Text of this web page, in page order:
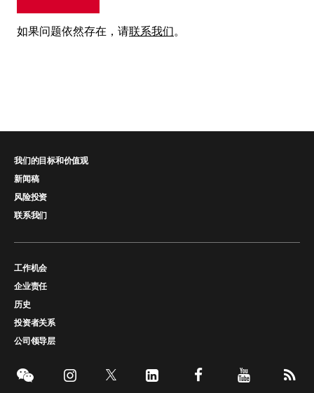
如果问题依然存在，请联系我们。
我们的目标和价值观
新闻稿
风险投资
联系我们
工作机会
企业责任
历史
投资者关系
公司领导层